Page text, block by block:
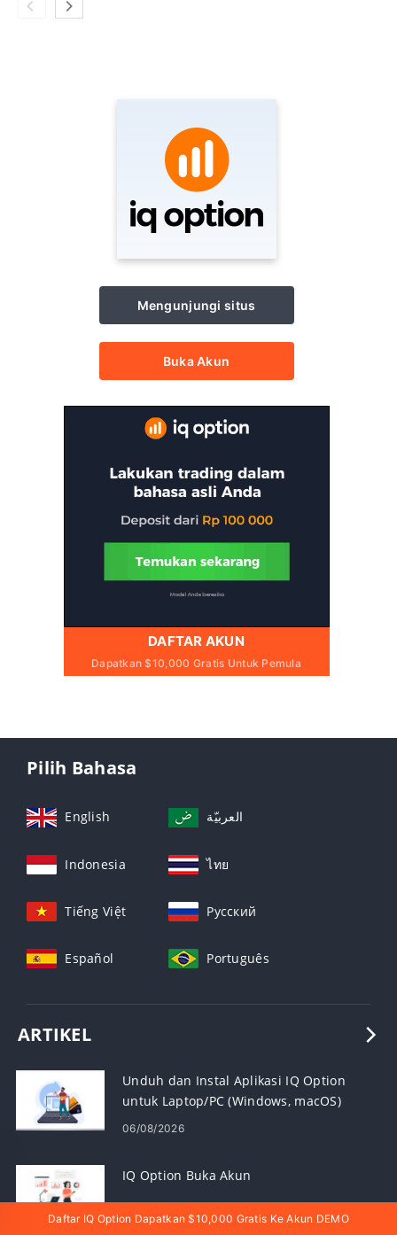
Mengunjungi situs
Buka Akun
DAFTAR AKUN
Dapatkan $10,000 Gratis Untuk Pemula
Pilih Bahasa
English العربيّة
Indonesia ไทย
Tiếng Việt Русский
Español Português
ARTIKEL
Unduh dan Instal Aplikasi IQ Option
untuk Laptop/PC (Windows, macOS)
06/08/2026
IQ Option Buka Akun
06/08/2026
Daftar IQ Option Dapatkan $10,000 Gratis Ke Akun DEMO